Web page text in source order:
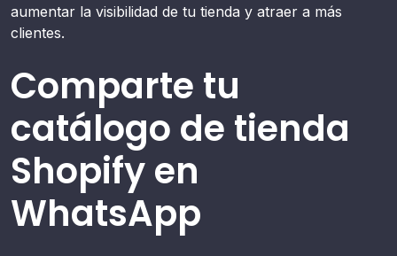
aumentar la visibilidad de tu tienda y atraer a más
clientes.
Comparte tu
catálogo de tienda
Shopify en
WhatsApp